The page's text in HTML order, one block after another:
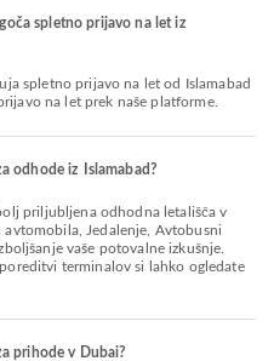
spletno prijavo na let iz
na let prek naše platforme.
odhode iz Islamabad?
priljubljena odhodna letališča v
avtomobila, Jedalenje, Avtobusni
vaše potovalne izkušnje.
terminalov si lahko ogledate
prihode v Dubai?